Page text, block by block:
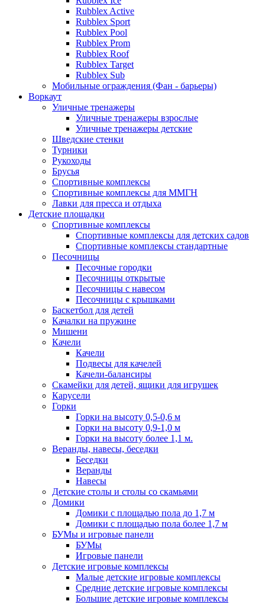
Rubblex Active
Rubblex Sport
Rubblex Pool
Rubblex Prom
Rubblex Roof
Rubblex Target
Rubblex Sub
Мобильные ограждения (Фан - барьеры)
Воркаут
Уличные тренажеры
Уличные тренажеры взрослые
Уличные тренажеры детские
Шведские стенки
Турники
Рукоходы
Брусья
Спортивные комплексы
Спортивные комплексы для ММГН
Лавки для пресса и отдыха
Детские площадки
Спортивные комплексы
Спортивные комплексы для детских садов
Спортивные комплексы стандартные
Песочницы
Песочные городки
Песочницы открытые
Песочницы с навесом
Песочницы с крышками
Баскетбол для детей
Качалки на пружине
Мишени
Качели
Качели
Подвесы для качелей
Качели-балансиры
Скамейки для детей, ящики для игрушек
Карусели
Горки
Горки на высоту 0,5-0,6 м
Горки на высоту 0,9-1,0 м
Горки на высоту более 1,1 м.
Веранды, навесы, беседки
Беседки
Веранды
Навесы
Детские столы и столы со скамьями
Домики
Домики с площадью пола до 1,7 м
Домики с площадью пола более 1,7 м
БУМы и игровые панели
БУМы
Игровые панели
Детские игровые комплексы
Малые детские игровые комплексы
Средние детские игровые комплексы
Большие детские игровые комплексы